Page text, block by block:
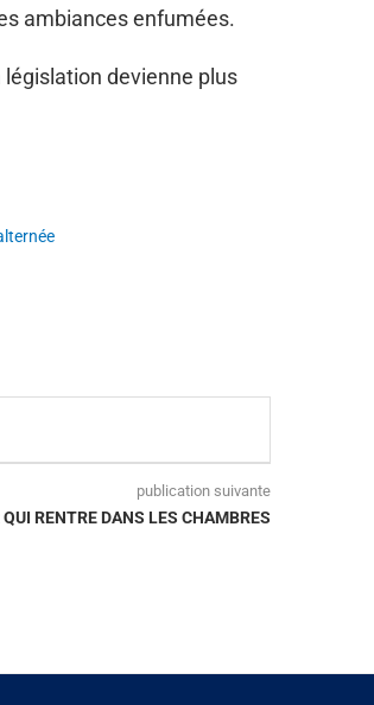
ambiances enfumées.
devienne plus
publication suivante
RENTRE DANS LES CHAMBRES